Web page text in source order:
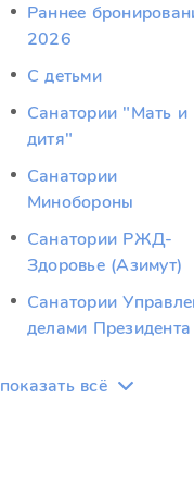
Раннее
2026
С детьми
Санатории "Мать и
дитя"
Санатории
Минобороны
Санатории РЖД-
Здоровье (Азимут)
Санатории
делами
показать всё